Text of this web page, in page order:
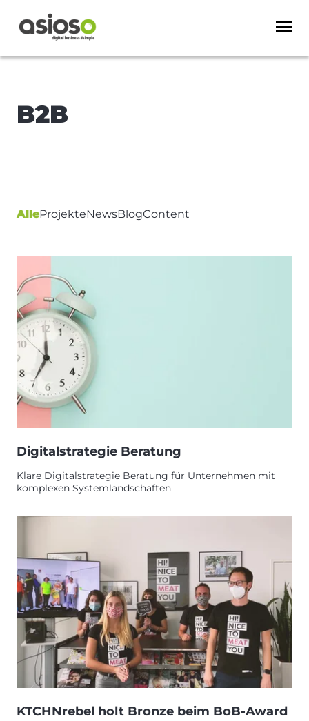
B2B
AlleProjekteNewsBlogContent
Digitalstrategie Beratung
Klare Digitalstrategie Beratung für Unternehmen mit
komplexen Systemlandschaften
KTCHNrebel holt Bronze beim BoB-Award